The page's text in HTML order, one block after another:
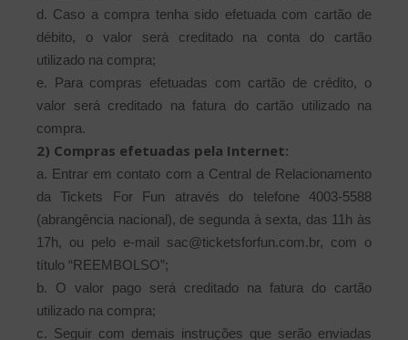
d. Caso a compra tenha sido efetuada com cartão de
débito, o valor será creditado na conta do cartão
utilizado na compra;
e. Para compras efetuadas com cartão de crédito, o
valor será creditado na fatura do cartão utilizado na
compra.
2) Compras efetuadas pela Internet:
a. Entrar em contato com a Central de Relacionamento
da Tickets For Fun através do telefone 4003-5588
(abrangência nacional), de segunda à sexta, das 11h às
17h, ou pelo e-mail sac@ticketsforfun.com.br, com o
título “REEMBOLSO”;
b. O valor pago será creditado na fatura do cartão
utilizado na compra;
c. Seguir com demais instruções que serão enviadas